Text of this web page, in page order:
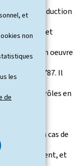
et
non
les
de
la réduction
de l'énergie et
à mettre en oeuvre
2024/1787. Il
et aux contrôles en
mesures
oeuvre en cas de
ledit règlement, et